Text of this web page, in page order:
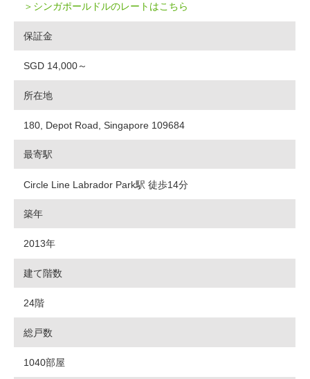
＞シンガポールドルのレートはこちら
保証金
SGD 14,000～
所在地
180, Depot Road, Singapore 109684
最寄駅
Circle Line Labrador Park駅 徒歩14分
築年
2013年
建て階数
24階
総戸数
1040部屋